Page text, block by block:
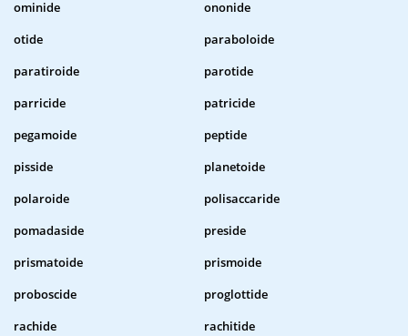
ominide
ononide
otide
paraboloide
paratiroide
parotide
parricide
patricide
pegamoide
peptide
pisside
planetoide
polaroide
polisaccaride
pomadaside
preside
prismatoide
prismoide
proboscide
proglottide
rachide
rachitide